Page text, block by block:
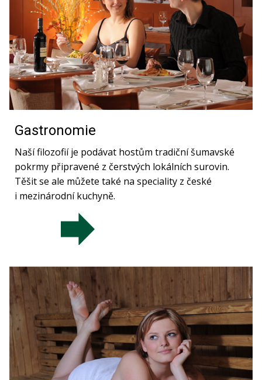
Gastronomie
Naší filozofií je podávat hostům tradiční šumavské
pokrmy připravené z čerstvých lokálních surovin.
Těšit se ale můžete také na speciality z české
i mezinárodní kuchyně.